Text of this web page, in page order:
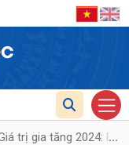
trị gia tăng 2024: ...